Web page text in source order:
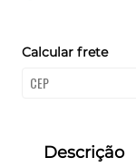
Calcular frete
Descrição